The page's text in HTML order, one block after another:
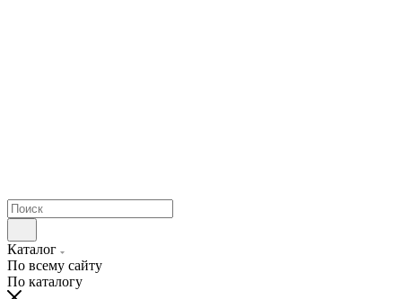
Каталог
По всему сайту
По каталогу